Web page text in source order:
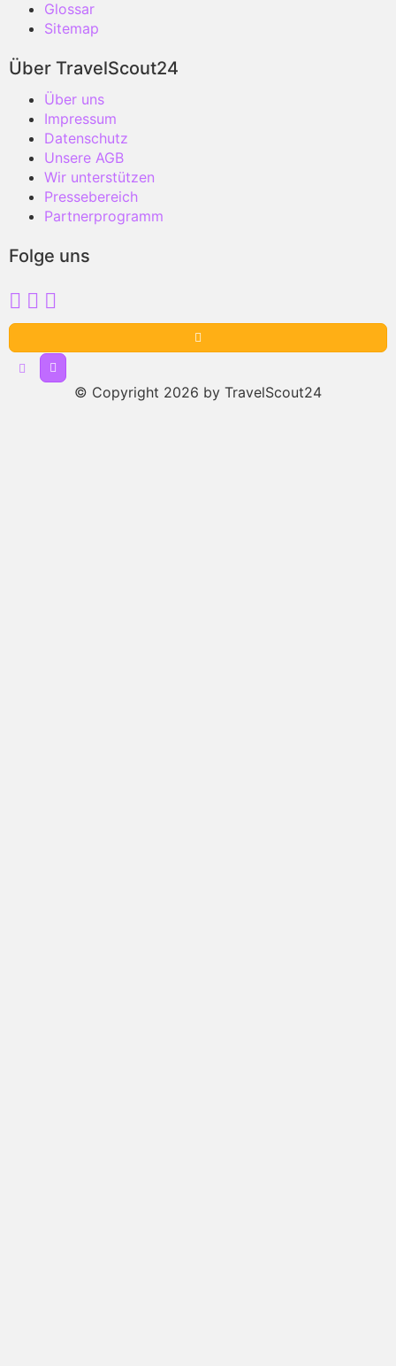
Glossar
Sitemap
Über TravelScout24
Über uns
Impressum
Datenschutz
Unsere AGB
Wir unterstützen
Pressebereich
Partnerprogramm
Folge uns
© Copyright 2026 by TravelScout24